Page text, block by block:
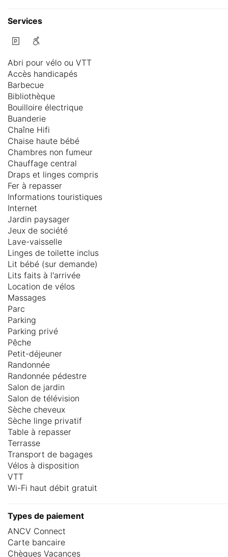
Services
Abri pour vélo ou VTT
Accès handicapés
Barbecue
Bibliothèque
Bouilloire électrique
Buanderie
Chaîne Hifi
Chaise haute bébé
Chambres non fumeur
Chauffage central
Draps et linges compris
Fer à repasser
Informations touristiques
Internet
Jardin paysager
Jeux de société
Lave-vaisselle
Linges de toilette inclus
Lit bébé (sur demande)
Lits faits à l'arrivée
Location de vélos
Massages
Parc
Parking
Parking privé
Pêche
Petit-déjeuner
Randonnée
Randonnée pédestre
Salon de jardin
Salon de télévision
Sèche cheveux
Sèche linge privatif
Table à repasser
Terrasse
Transport de bagages
Vélos à disposition
VTT
Wi-Fi haut débit gratuit
Types de paiement
ANCV Connect
Carte bancaire
Chèques Vacances